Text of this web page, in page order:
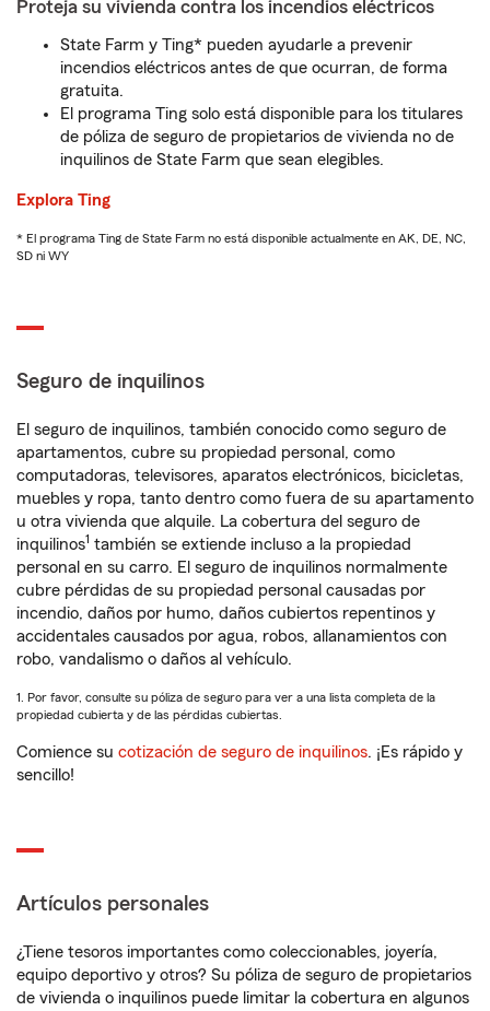
Proteja su vivienda contra los incendios eléctricos
State Farm y Ting* pueden ayudarle a prevenir
incendios eléctricos antes de que ocurran, de forma
gratuita.
El programa Ting solo está disponible para los titulares
de póliza de seguro de propietarios de vivienda no de
inquilinos de State Farm que sean elegibles.
Explora Ting
* El programa Ting de State Farm no está disponible actualmente en AK, DE, NC,
SD ni WY
Seguro de inquilinos
El seguro de inquilinos, también conocido como seguro de
apartamentos, cubre su propiedad personal, como
computadoras, televisores, aparatos electrónicos, bicicletas,
muebles y ropa, tanto dentro como fuera de su apartamento
u otra vivienda que alquile. La cobertura del seguro de
inquilinos1 también se extiende incluso a la propiedad
personal en su carro. El seguro de inquilinos normalmente
cubre pérdidas de su propiedad personal causadas por
incendio, daños por humo, daños cubiertos repentinos y
accidentales causados por agua, robos, allanamientos con
robo, vandalismo o daños al vehículo.
1. Por favor, consulte su póliza de seguro para ver a una lista completa de la
propiedad cubierta y de las pérdidas cubiertas.
Comience su cotización de seguro de inquilinos. ¡Es rápido y
sencillo!
Artículos personales
¿Tiene tesoros importantes como coleccionables, joyería,
equipo deportivo y otros? Su póliza de seguro de propietarios
de vivienda o inquilinos puede limitar la cobertura en algunos